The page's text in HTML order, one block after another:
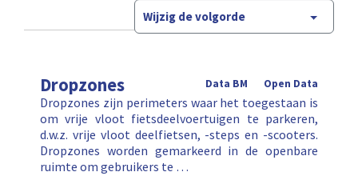
Wijzig de volgorde
Dropzones Open Data
Data BM
Dropzones zijn perimeters waar het toegestaan is
om vrije vloot fietsdeelvoertuigen te parkeren,
d.w.z. vrije vloot deelfietsen, -steps en -scooters.
Dropzones worden gemarkeerd in de openbare
ruimte om gebruikers te …